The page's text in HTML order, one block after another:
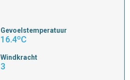
Gevoelstemperatuur
16.4ºC
Windkracht
3